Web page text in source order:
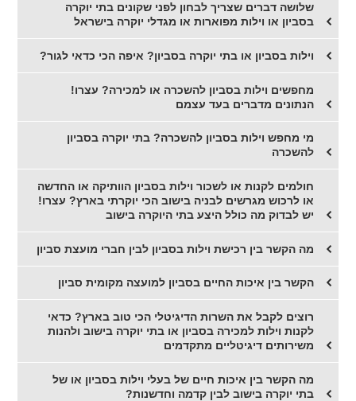
שלושה דברים שצריך לבחון לפני שקונים בתי יוקרה
בסביון או וילות מפוארות או מגדלי יוקרה בישראל
וילות בסביון או בתי יוקרה בסביון? איפה הכי כדאי לגור?
מחפשים וילות בסביון להשכרה או למכירה? עצרו!
הנתונים מדברים בעד עצמם
מי מחפש וילות בסביון להשכרה? בתי יוקרה בסביון
להשכרה
חולמים לקנות או לשכור וילות בסביון הוותיקה או החדשה
או לרכוש מגרשים לבניה בישוב הכי יוקרתי בארץ? עצרו!
יש לבדוק מה כולל היצע בתי היוקרה בישוב
מה הקשר בין רכישת וילות בסביון לבין חברי מועצת סביון
הקשר בין איכות החיים בסביון למועצה מקומית סביון
רוצים לקבל את השרות הדיגיטלי הכי טוב בארץ? כדאי
לקנות וילות למכירה בסביון או בתי יוקרה בישוב ולהנות
משירותים דיגיטליים מתקדמים
מה הקשר בין איכות חיים של בעלי וילות בסביון או של
בתי יוקרה בישוב לבין קדמה וחדשנות?